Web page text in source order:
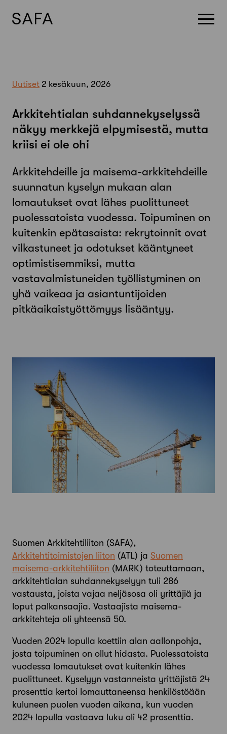
Uutiset 2 kesäkuun, 2026
Arkkitehtialan suhdannekyselyssä
näkyy merkkejä elpymisestä, mutta
kriisi ei ole ohi
Arkkitehdeille ja maisema-arkkitehdeille
suunnatun kyselyn mukaan alan
lomautukset ovat lähes puolittuneet
puolessatoista vuodessa. Toipuminen on
kuitenkin epätasaista: rekrytoinnit ovat
vilkastuneet ja odotukset kääntyneet
optimistisemmiksi, mutta
vastavalmistuneiden työllistyminen on
yhä vaikeaa ja asiantuntijoiden
pitkäaikaistyöttömyys lisääntyy.
Suomen Arkkitehtiliiton (SAFA),
Arkkitehtitoimistojen liiton (ATL) ja Suomen
maisema-arkkitehtiliiton (MARK) toteuttamaan,
arkkitehtialan suhdannekyselyyn tuli 286
vastausta, joista vajaa neljäsosa oli yrittäjiä ja
loput palkansaajia. Vastaajista maisema-
arkkitehteja oli yhteensä 50.
Vuoden 2024 lopulla koettiin alan aallonpohja,
josta toipuminen on ollut hidasta. Puolessatoista
vuodessa lomautukset ovat kuitenkin lähes
puolittuneet. Kyselyyn vastanneista yrittäjistä 24
prosenttia kertoi lomauttaneensa henkilöstöään
kuluneen puolen vuoden aikana, kun vuoden
2024 lopulla vastaava luku oli 42 prosenttia.